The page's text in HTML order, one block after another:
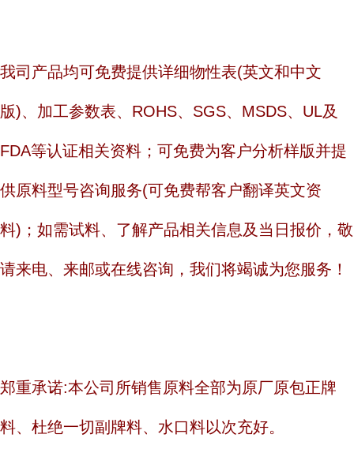
我司产品均可免费提供详细物性表(英文和中文
版)、加工参数表、ROHS、SGS、MSDS、UL及
FDA等认证相关资料；可免费为客户分析样版并提
供原料型号咨询服务(可免费帮客户翻译英文资
料)；如需试料、了解产品相关信息及当日报价，敬
请来电、来邮或在线咨询，我们将竭诚为您服务！
郑重承诺:本公司所销售原料全部为原厂原包正牌
料、杜绝一切副牌料、水口料以次充好。